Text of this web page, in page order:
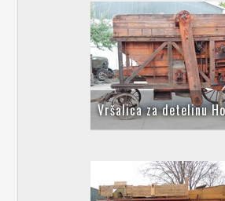
Vršalica za detelinu